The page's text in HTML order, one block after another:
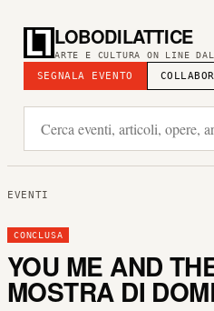
LOBODILATTICE
ARTE E CULTURA ON LINE
SEGNALA EVENTO
EVENTI
CONCLUSA
YOU ME AND
MOSTRA DI